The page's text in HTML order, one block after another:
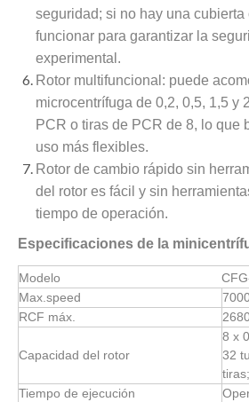
seguridad; si no hay una
funcionar para garantizar la
experimental.
Rotor multifuncional: puede
microcentrífuga de 0,2, 0,5, 1,5 y
PCR o tiras de PCR de 8, lo que
uso más flexibles.
Rotor de cambio rápido sin
del rotor es fácil y sin
tiempo de operación.
Especificaciones de la
Modelo
Max.speed
RCF máx.
Capacidad del rotor
8 x
32
tiras;
Tiempo de ejecución